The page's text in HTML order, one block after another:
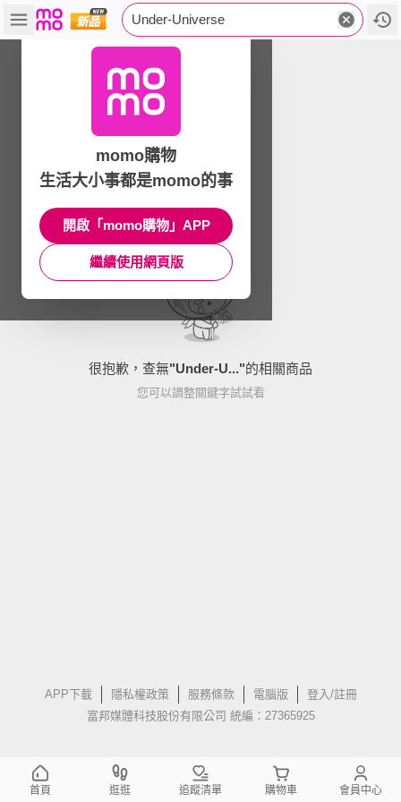
Under-Universe
很抱歉，查無"Under-U..."的相關商品
您可以調整關鍵字試試看
APP下載 隱私權政策 服務條款 電腦版
登入/註冊
富邦媒體科技股份有限公司 統編：27365925
momo購物
生活大小事都是momo的事
開啟「momo購物」APP
繼續使用網頁版
首頁 逛逛 追蹤清單 購物車 會員中心